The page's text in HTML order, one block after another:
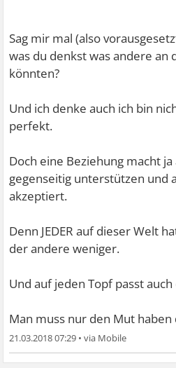
Wenn ja versuche dich mehr
Also ein Beispiel wäre, dass du
lerne Tänze.
Denn wenn man beschäftigt ist,
Problem, dass man ja
dich beispielsweise).
Sag mir mal (also
was du denkst was andere an
könnten?
Und ich denke auch ich bin
perfekt.
Doch eine Beziehung macht ja
gegenseitig unterstützen und
akzeptiert.
Denn JEDER auf dieser Welt
der andere weniger.
Und auf jeden Topf passt
Man muss nur den Mut haben
21.03.2018 07:29 •